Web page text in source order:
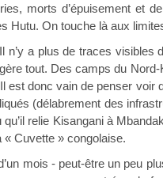
morts d’épuisement et
Hutu. On touche là aux
Il n’y a plus de traces
tout. Des camps du
donc vain de penser voir
(délabrement des
relie Kisangani à
Cuvette » congolaise.
mois - peut-être un peu